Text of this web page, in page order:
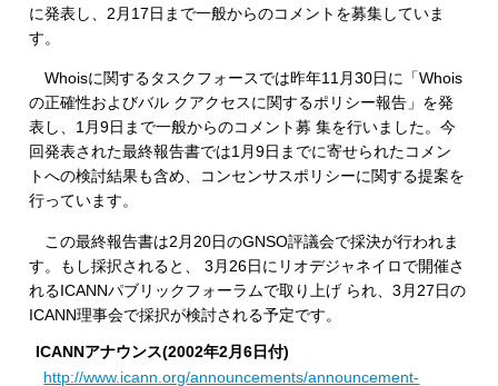
に発表し、2月17日まで一般からのコメントを募集していま
す。
Whoisに関するタスクフォースでは昨年11月30日に「Whois
の正確性およびバル クアクセスに関するポリシー報告」を発
表し、1月9日まで一般からのコメント募 集を行いました。今
回発表された最終報告書では1月9日までに寄せられたコメン
トへの検討結果も含め、コンセンサスポリシーに関する提案を
行っています。
この最終報告書は2月20日のGNSO評議会で採決が行われま
す。もし採択されると、 3月26日にリオデジャネイロで開催さ
れるICANNパブリックフォーラムで取り上げ られ、3月27日の
ICANN理事会で採択が検討される予定です。
ICANNアナウンス(2002年2月6日付)
http://www.icann.org/announcements/announcement-